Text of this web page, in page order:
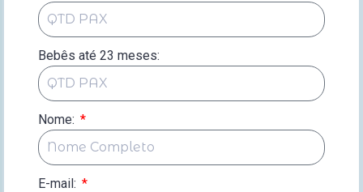
Bebês até 23 meses:
Nome:
E-mail: